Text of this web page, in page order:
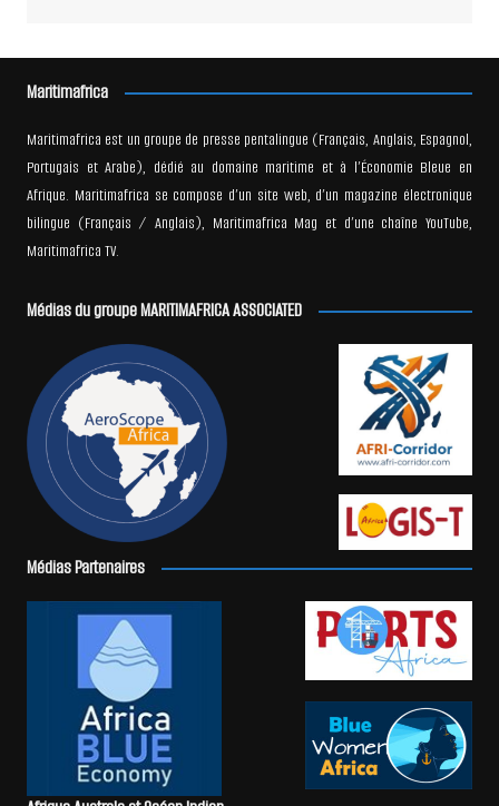
Maritimafrica
Maritimafrica est un groupe de presse pentalingue (Français, Anglais, Espagnol,
Portugais et Arabe), dédié au domaine maritime et à l’Économie Bleue en
Afrique. Maritimafrica se compose d’un site web, d’un magazine électronique
bilingue (Français / Anglais), Maritimafrica Mag et d’une chaîne YouTube,
Maritimafrica TV.
Médias du groupe MARITIMAFRICA ASSOCIATED
Médias Partenaires